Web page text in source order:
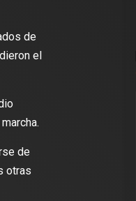
de
el
de
otras